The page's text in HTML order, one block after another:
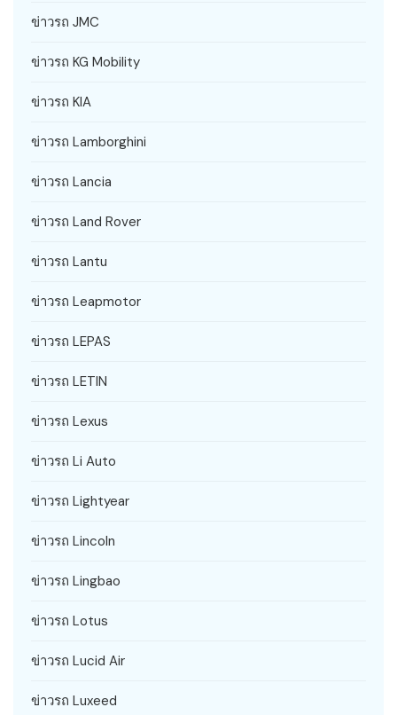
ข่าวรถ JMC
ข่าวรถ KG Mobility
ข่าวรถ KIA
ข่าวรถ Lamborghini
ข่าวรถ Lancia
ข่าวรถ Land Rover
ข่าวรถ Lantu
ข่าวรถ Leapmotor
ข่าวรถ LEPAS
ข่าวรถ LETIN
ข่าวรถ Lexus
ข่าวรถ Li Auto
ข่าวรถ Lightyear
ข่าวรถ Lincoln
ข่าวรถ Lingbao
ข่าวรถ Lotus
ข่าวรถ Lucid Air
ข่าวรถ Luxeed